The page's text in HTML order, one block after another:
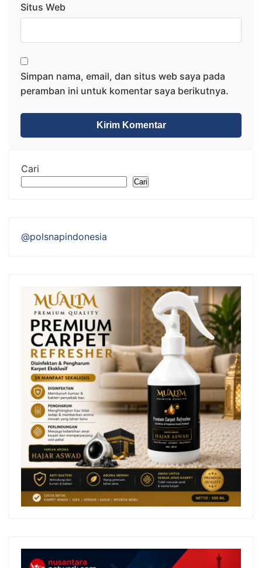
Situs Web
Simpan nama, email, dan situs web saya pada
peramban ini untuk komentar saya berikutnya.
Cari
Cari
@polsnapindonesia